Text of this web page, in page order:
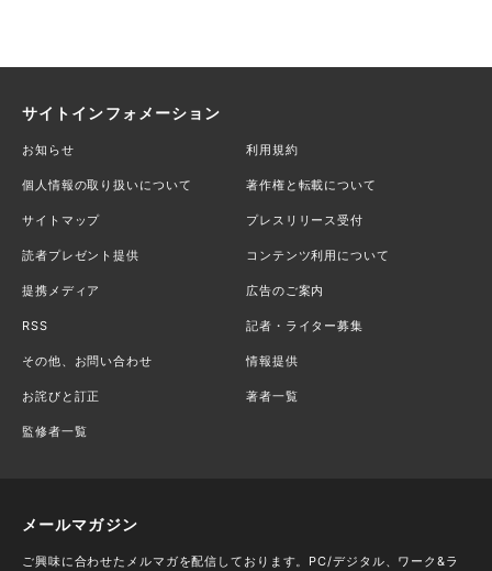
サイトインフォメーション
お知らせ 利用規約
個人情報の取り扱いについて 著作権と転載について
サイトマップ プレスリリース受付
読者プレゼント提供 コンテンツ利用について
提携メディア 広告のご案内
RSS 記者・ライター募集
その他、お問い合わせ 情報提供
お詫びと訂正 著者一覧
監修者一覧
メールマガジン
ご興味に合わせたメルマガを配信しております。PC/デジタル、ワーク&ラ